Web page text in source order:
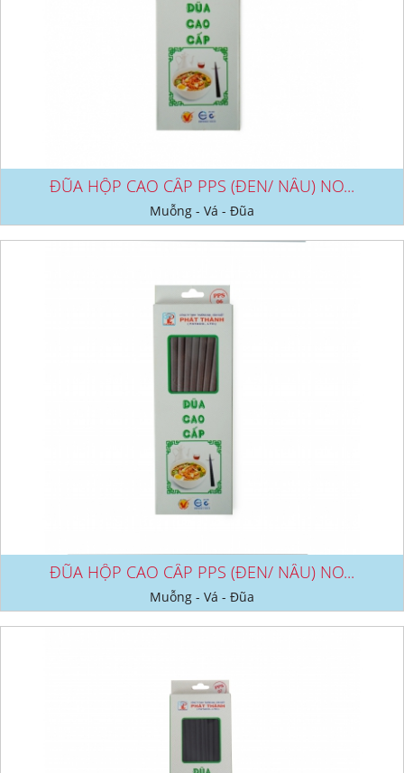
ĐŨA HỘP CAO CẤP PPS (ĐEN/ NÂU) NO...
Muỗng - Vá - Đũa
ĐŨA HỘP CAO CẤP PPS (ĐEN/ NÂU) NO...
Muỗng - Vá - Đũa